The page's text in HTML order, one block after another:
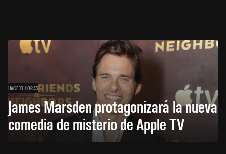
HACE 13 HORAS
James Marsden protagonizará la nueva
comedia de misterio de Apple TV